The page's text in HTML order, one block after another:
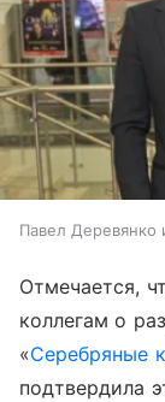
Павел Деревянко
Отмечается,
коллегам о
«Серебряные
подтвердила